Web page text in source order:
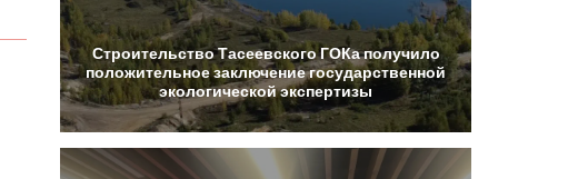
СтроительствоТасеевскогоГОКаполучило
положительноезаключениегосударственной
экологическойэкспертизы